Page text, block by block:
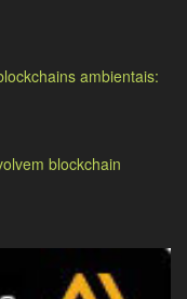
ambientais:
blockchain